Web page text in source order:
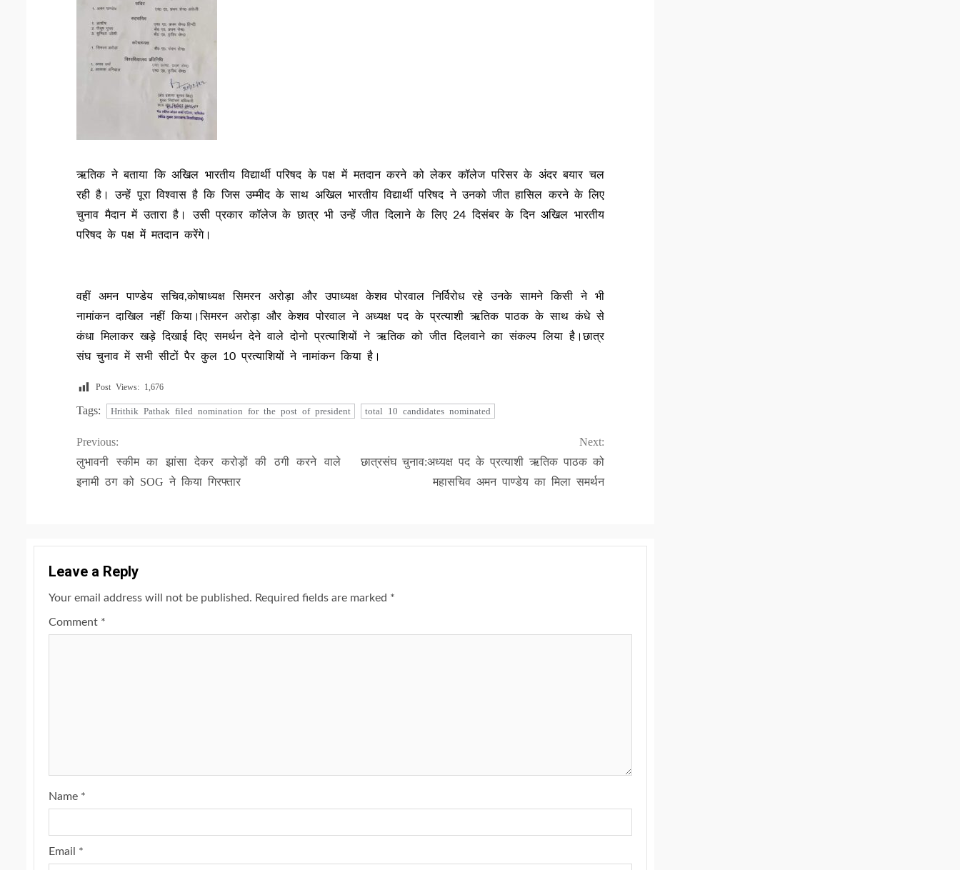
ऋतिक ने बताया कि अखिल भारतीय विद्यार्थी परिषद के पक्ष में मतदान करने को लेकर कॉलेज परिसर के अंदर बयार चल
रही है। उन्हें पूरा विश्वास है कि जिस उम्मीद के साथ अखिल भारतीय विद्यार्थी परिषद ने उनको जीत हासिल करने के लिए
चुनाव मैदान में उतारा है। उसी प्रकार कॉलेज के छात्र भी उन्हें जीत दिलाने के लिए 24 दिसंबर के दिन अखिल भारतीय
परिषद के पक्ष में मतदान करेंगे।
वहीं अमन पाण्डेय सचिव,कोषाध्यक्ष सिमरन अरोड़ा और उपाध्यक्ष केशव पोरवाल निर्विरोध रहे उनके सामने किसी ने भी
नामांकन दाखिल नहीं किया।सिमरन अरोड़ा और केशव पोरवाल ने अध्यक्ष पद के प्रत्याशी ऋतिक पाठक के साथ कंधे से
कंधा मिलाकर खड़े दिखाई दिए समर्थन देने वाले दोनो प्रत्याशियों ने ऋतिक को जीत दिलवाने का संकल्प लिया है।छात्र
संघ चुनाव में सभी सीटों पैर कुल 10 प्रत्याशियों ने नामांकन किया है।
Post Views: 1,676
Tags: Hrithik Pathak filed nomination for the post of president total 10 candidates nominated
Continue
Reading
Previous:
लुभावनी स्कीम का झांसा देकर करोड़ों की ठगी करने वाले
इनामी ठग को SOG ने किया गिरफ्तार
Next:
छात्रसंघ चुनाव:अध्यक्ष पद के प्रत्याशी ऋतिक पाठक को
महासचिव अमन पाण्डेय का मिला समर्थन
Leave a Reply
Your email address will not be published. Required fields are marked *
Comment *
Name *
Email *